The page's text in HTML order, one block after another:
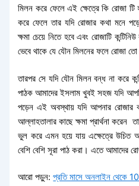
মিলন করে ফেলে এই ক্ষেত্রে কি রোজা
করে ফেলে তার যদি রোজার কথা মনে
ক্ষমা চেয়ে নিতে হবে এবং রোজাটি
ভেবে থাকে যে যৌন মিলনের ফলে রোজা তো
তারপর সে যদি যৌন মিলন বন্ধ না করে
পাঠক আমাদের ইসলাম খুবই সহজ যদি
পড়েন এই অবস্থায় যদি আপনার রোজার
আল্লাহতালার কাছে ক্ষমা প্রার্থনা করেন
ভুল করে এমন হয়ে যায় এক্ষেত্রে উচিত
বেশি বেশি সূরা পাঠ করা। এতে আমাদের
আরো পড়ুন:প্রতি মাসে অনলাইন থেকে